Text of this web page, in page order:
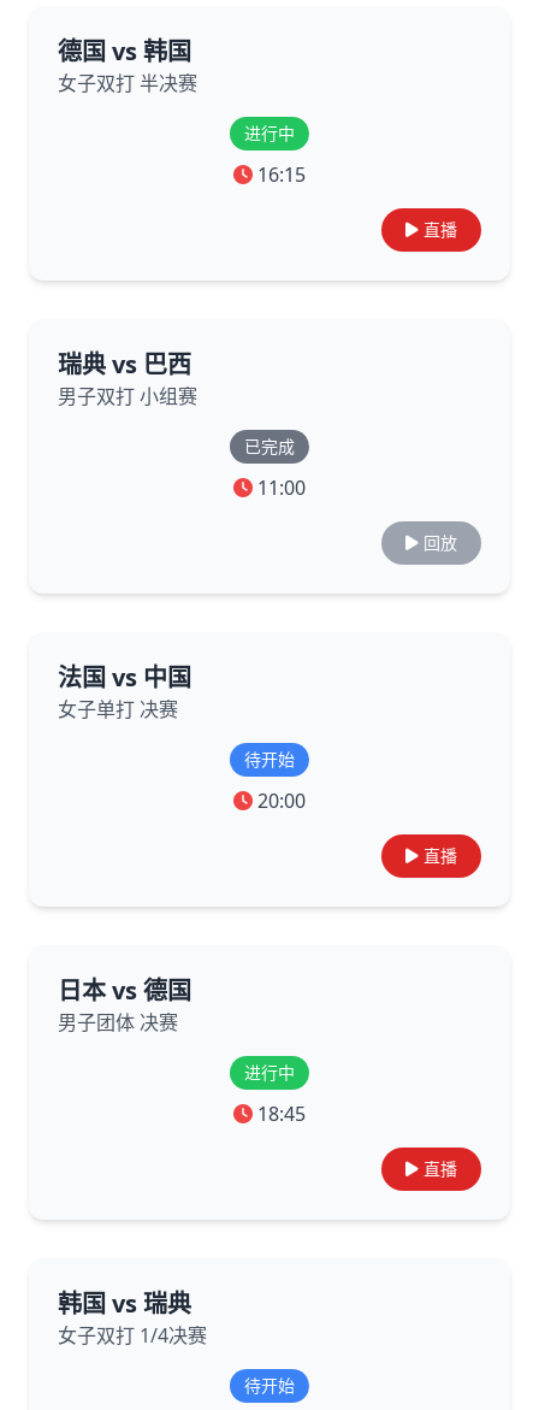
德国 vs 韩国
女子双打 半决赛
进行中
16:15
直播
瑞典 vs 巴西
男子双打 小组赛
已完成
11:00
回放
法国 vs 中国
女子单打 决赛
待开始
20:00
直播
日本 vs 德国
男子团体 决赛
进行中
18:45
直播
韩国 vs 瑞典
女子双打 1/4决赛
待开始